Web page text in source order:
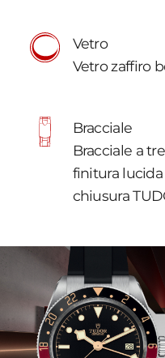
Vetro
Vetro zaffiro
Bracciale
Bracciale a
finitura
chiusura